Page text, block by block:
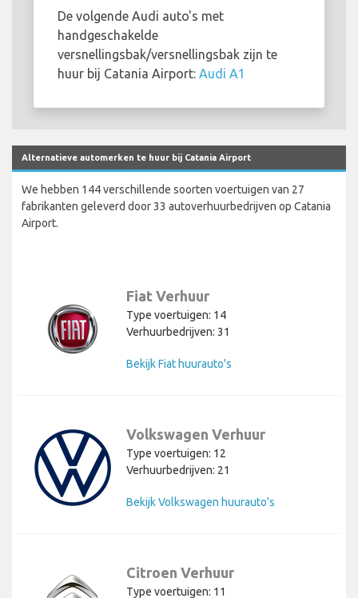
De volgende Audi auto's met
handgeschakelde
versnellingsbak/versnellingsbak zijn te
huur bij Catania Airport: Audi A1
Alternatieve automerken te huur bij Catania Airport
We hebben 144 verschillende soorten voertuigen van 27
fabrikanten geleverd door 33 autoverhuurbedrijven op Catania
Airport.
Fiat Verhuur
Type voertuigen: 14
Verhuurbedrijven: 31
Bekijk Fiat huurauto's
Volkswagen Verhuur
Type voertuigen: 12
Verhuurbedrijven: 21
Bekijk Volkswagen huurauto's
Citroen Verhuur
Type voertuigen: 11